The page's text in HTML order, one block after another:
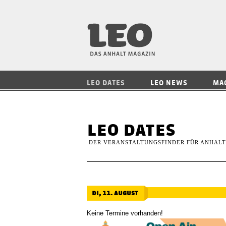
LEO DATES LEO NEWS
leo dates
DER VERANSTALTUNGSFINDER FÜR ANHALT
di, 11. august
Keine Termine vorhanden!